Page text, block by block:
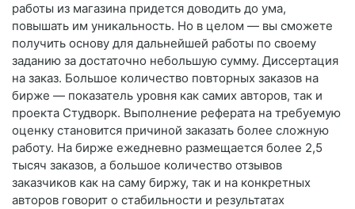
работы из магазина придется доводить до ума,
повышать им уникальность. Но в целом — вы сможете
получить основу для дальнейшей работы по своему
заданию за достаточно небольшую сумму. Диссертация
на заказ. Большое количество повторных заказов на
бирже — показатель уровня как самих авторов, так и
проекта Студворк. Выполнение реферата на требуемую
оценку становится причиной заказать более сложную
работу. На бирже ежедневно размещается более 2,5
тысяч заказов, а большое количество отзывов
заказчиков как на саму биржу, так и на конкретных
авторов говорит о стабильности и результатах